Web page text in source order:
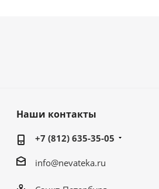
Наши контакты
+7 (812) 635-35-05
info@nevateka.ru